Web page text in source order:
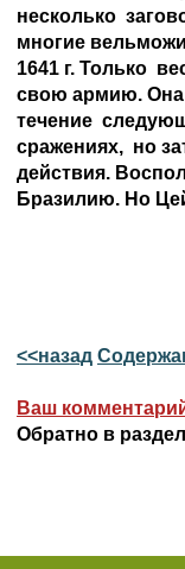
несколько
многие
1641 г. Только
свою армию. Она
течение
сражениях,  но
действия.
Бразилию. Но
<<назад
Ваш
Обратно в раздел